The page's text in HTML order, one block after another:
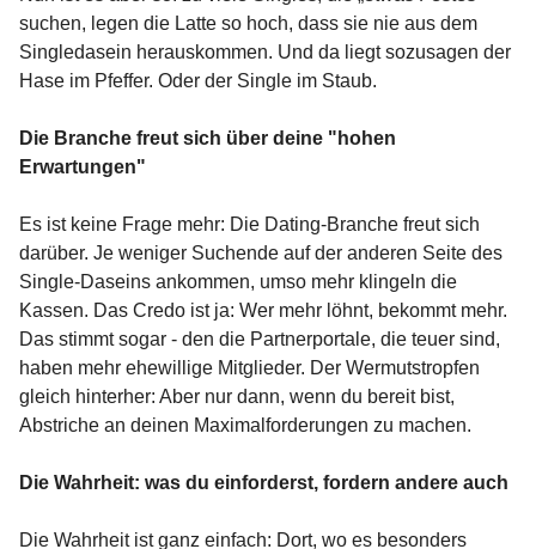
suchen, legen die Latte so hoch, dass sie nie aus dem
Singledasein herauskommen. Und da liegt sozusagen der
Hase im Pfeffer. Oder der Single im Staub.
Die Branche freut sich über deine "hohen
Erwartungen"
Es ist keine Frage mehr: Die Dating-Branche freut sich
darüber. Je weniger Suchende auf der anderen Seite des
Single-Daseins ankommen, umso mehr klingeln die
Kassen. Das Credo ist ja: Wer mehr löhnt, bekommt mehr.
Das stimmt sogar - den die Partnerportale, die teuer sind,
haben mehr ehewillige Mitglieder. Der Wermutstropfen
gleich hinterher: Aber nur dann, wenn du bereit bist,
Abstriche an deinen Maximalforderungen zu machen.
Die Wahrheit: was du einforderst, fordern andere auch
Die Wahrheit ist ganz einfach: Dort, wo es besonders